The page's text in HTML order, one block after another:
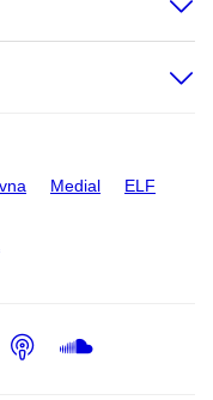
Medial ELF
Podcast